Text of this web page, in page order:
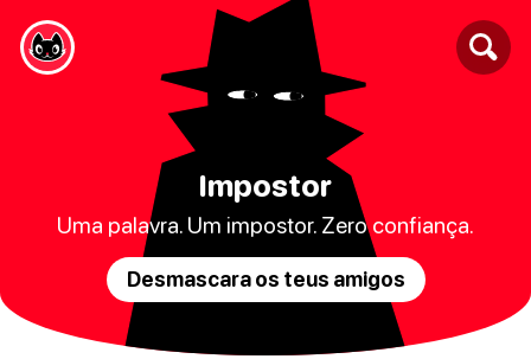
Impostor
Uma palavra. Um impostor. Zero confiança.
Desmascara os teus amigos